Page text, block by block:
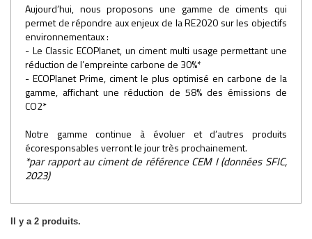
Aujourd’hui, nous proposons une gamme de ciments qui
permet de répondre aux enjeux de la RE2020 sur les objectifs
environnementaux :
- Le Classic ECOPlanet, un ciment multi usage permettant une
réduction de l’empreinte carbone de 30%*
- ECOPlanet Prime, ciment le plus optimisé en carbone de la
gamme, affichant une réduction de 58% des émissions de
CO2*
Notre gamme continue à évoluer et d’autres produits
écoresponsables verront le jour très prochainement.
*par rapport au ciment de référence CEM I (données SFIC,
2023)
Il y a 2 produits.